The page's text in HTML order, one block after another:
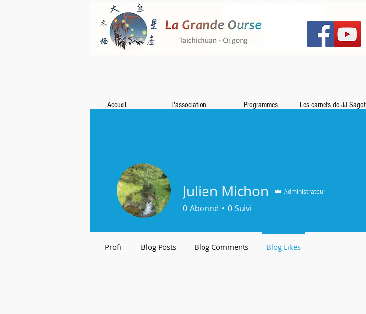
Accueil L'association Programmes Les carnets de JJ Sagot
Julien Michon Administrateur
0 Abonné 0 Suivi
Profil Blog Posts Blog Comments Blog Likes